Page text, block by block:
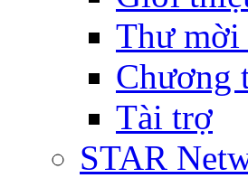
Thư mời
Chương
Tài trợ
STAR